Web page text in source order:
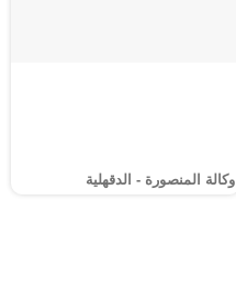
وكالة المنصورة - الدقهلية‎